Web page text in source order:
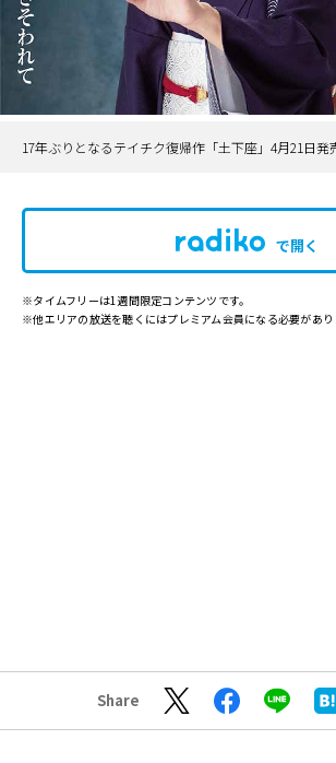
17年ぶりとなるテイチク復帰作「土下座」4月21日発
で開く
※タイムフリーは1週間限定コンテンツです。
※他エリアの放送を聴くにはプレミアム会員になる必要があり
Share